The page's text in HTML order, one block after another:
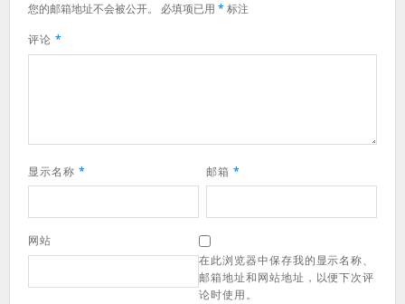
您的邮箱地址不会被公开。 必填项已用 *标注
评论 *
显示名称 * 邮箱 *
网站
在此浏览器中保存我的显示名称、
邮箱地址和网站地址，以便下次评
论时使用。